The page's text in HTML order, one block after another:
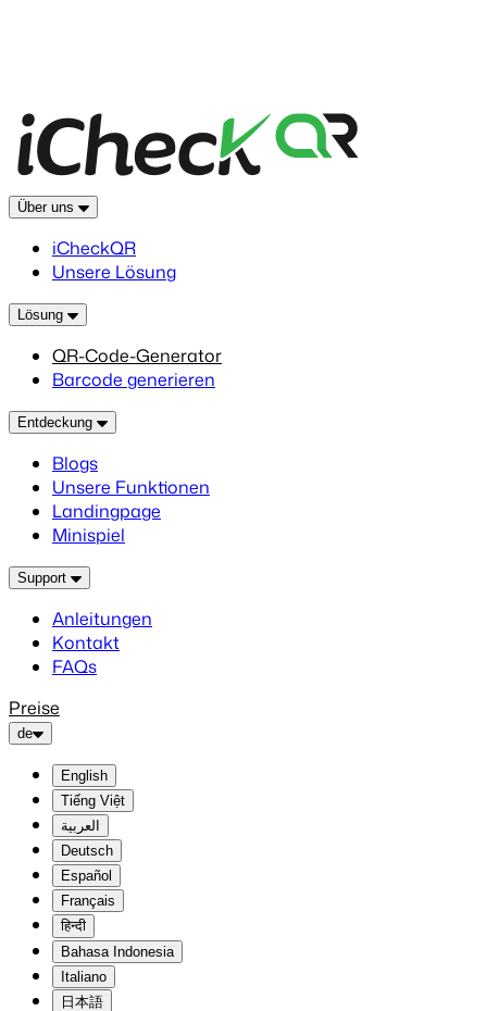
Über uns
iCheckQR
Unsere Lösung
Lösung
QR-Code-Generator
Barcode generieren
Entdeckung
Blogs
Unsere Funktionen
Landingpage
Minispiel
Support
Anleitungen
Kontakt
FAQs
Preise
de
English
Tiếng Việt
العربية
Deutsch
Español
Français
हिन्दी
Bahasa Indonesia
Italiano
日本語